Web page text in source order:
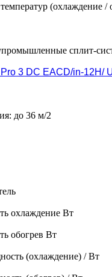
(охлаждение /
сплит-
3 DC EACD/in-12H/
до 36 м/2
охлаждение Вт
обогрев Вт
(охлаждение) / Вт